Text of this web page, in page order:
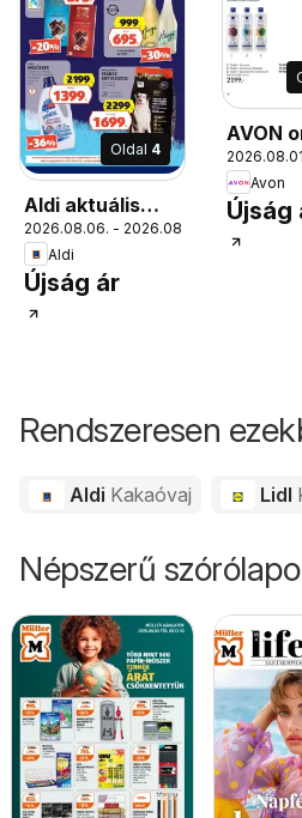
Oldal 4
Aldi aktuális
akciós újság
2026.08.06. - 2026.08.12.
Aldi
Újság ár
AVON
Avon
Újság
Rendszeresen
Aldi Kakaóvaj Lidl
Népszerű